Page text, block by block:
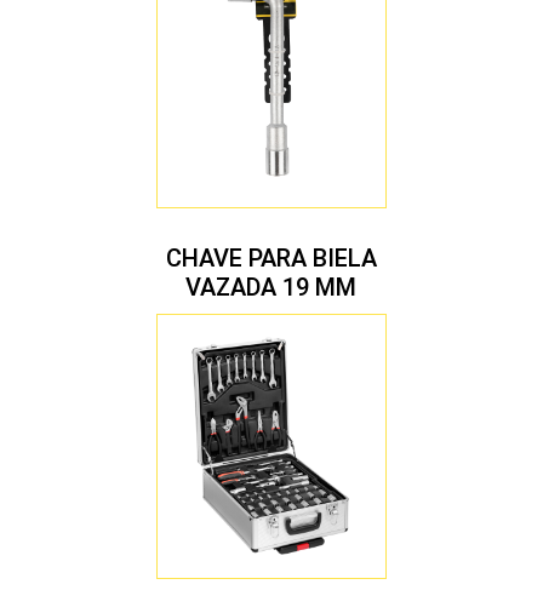
CHAVE PARA BIELA
VAZADA 19 MM